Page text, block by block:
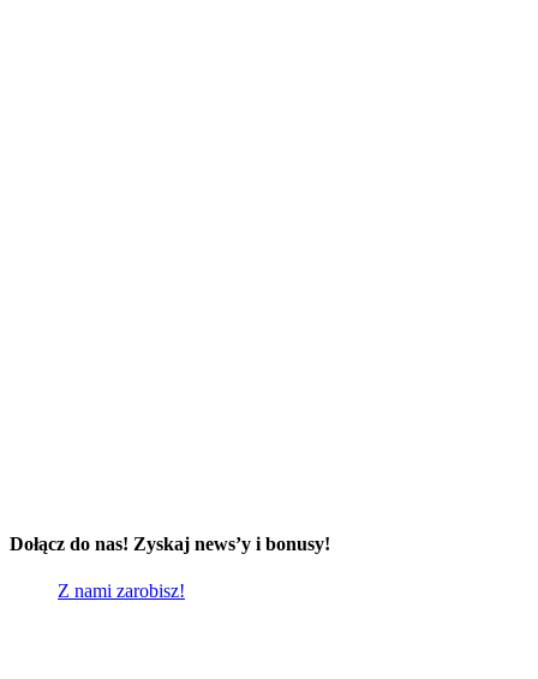
Dołącz do nas! Zyskaj news’y i bonusy!
Z nami zarobisz!